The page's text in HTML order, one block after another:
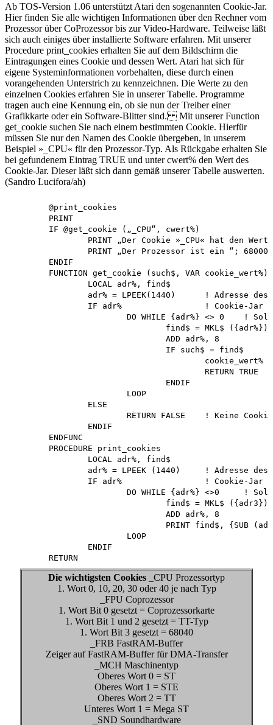
Ab TOS-Version 1.06 unterstützt Atari den sogenannten Cookie-Jar.
Hier finden Sie alle wichtigen Informationen über den Rechner vom
Prozessor über CoProzessor bis zur Video-Hardware. Teilweise läßt
sich auch einiges über installierte Software erfahren. Mit unserer
Procedure print_cookies erhalten Sie auf dem Bildschirm die
Eintragungen eines Cookie und dessen Wert. Atari hat sich für
eigene Systeminformationen vorbehalten, diese durch einen
vorangehenden Unterstrich zu kennzeichnen. Die Werte zu den
einzelnen Cookies erfahren Sie in unserer Tabelle. Programme
tragen auch eine Kennung ein, ob sie nun der Treiber einer
Grafikkarte oder ein Software-Blitter sind. Mit unserer Function
get_cookie suchen Sie nach einem bestimmten Cookie. Hierfür
müssen Sie nur den Namen des Cookie übergeben, in unserem
Beispiel »_CPU« für den Prozessor-Typ. Als Rückgabe erhalten Sie
bei gefundenem Eintrag TRUE und unter cwert% den Wert des
Cookie-Jar. Dieser läßt sich dann gemäß unserer Tabelle auswerten.
(Sandro Lucifora/ah)
Die wichtigsten Cookies _CPU Prozessortyp
1. Wort 0, 10, 20, 30 oder 40 je nach Typ
_FPU Coprozessor
1. Wort Bit 0 gesetzt = Coprozessorkarte
1. Wort Bit 1 und 2 gesetzt = TT-Typ
1. Wort Bit 3 gesetzt = 68040
_FRB FastRAM-Buffer
Zeiger auf FastRAM-Buffer für DMA-Transfer
_MCH Maschinentyp
Oberes Wort 0 = ST
Oberes Wort 1 = STE
Oberes Wort 2 = TT
Unteres Wort 1 = Mega ST
_SND Soundhardware